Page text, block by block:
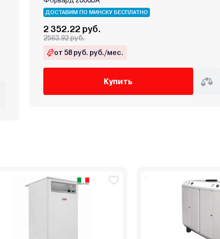
ДОСТАВИМ ПО МИНСКУ БЕСПЛАТНО
2 352.22 руб.
2563.92 руб.
от 58 руб. руб./мес.
Купить